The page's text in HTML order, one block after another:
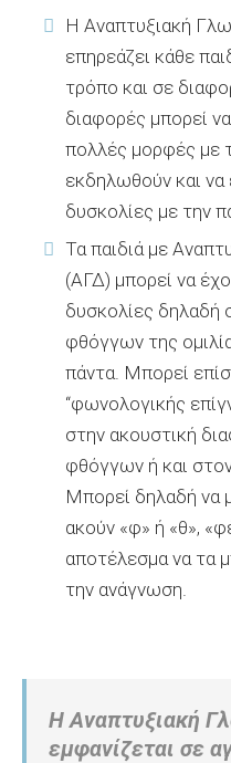
Η Αναπτυξιακή
επηρεάζει κάθε
τρόπο και σε
διαφορές μπορεί
πολλές μορφές με
εκδηλωθούν και να
δυσκολίες με την
Τα παιδιά με
(ΑΓΔ) μπορεί να
δυσκολίες
φθόγγων της
πάντα. Μπορεί
“φωνολογικής
στην ακουστική
φθόγγων ή και
Μπορεί δηλαδή να
ακούν «φ» ή «θ»,
αποτέλεσμα να τα
την ανάγνωση.
Η Αναπτυξιακή
εμφανίζεται σε